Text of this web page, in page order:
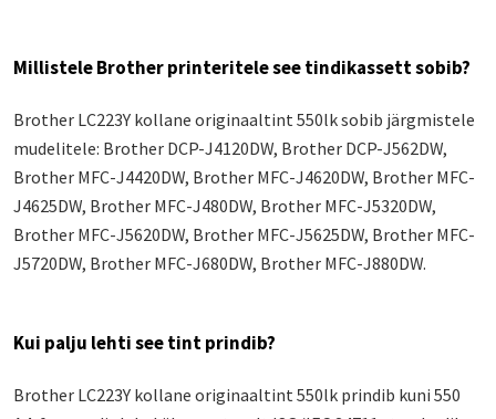
Millistele Brother printeritele see tindikassett sobib?
Brother LC223Y kollane originaaltint 550lk sobib järgmistele
mudelitele: Brother DCP-J4120DW, Brother DCP-J562DW,
Brother MFC-J4420DW, Brother MFC-J4620DW, Brother MFC-
J4625DW, Brother MFC-J480DW, Brother MFC-J5320DW,
Brother MFC-J5620DW, Brother MFC-J5625DW, Brother MFC-
J5720DW, Brother MFC-J680DW, Brother MFC-J880DW.
Kui palju lehti see tint prindib?
Brother LC223Y kollane originaaltint 550lk prindib kuni 550